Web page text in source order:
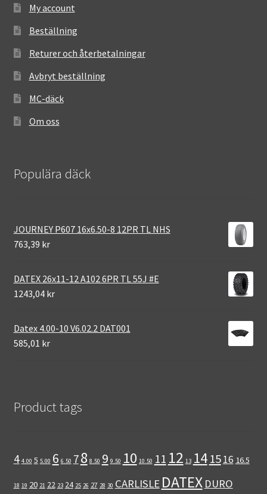
My account
Beställning
Returer och återbetalningar
Avbryt beställning
MC-däck
Om oss
Populära däck
JOURNEY P607 16x6.50-8 12PR TL NHS
763,39 kr
DATEX 26x11-12 A102 6PR TL 55J #E
1243,04 kr
Datex 4.00-10 V6.02.2 DAT001
585,01 kr
Product tags
4 4.00 5 5.00 6 6.50 78 8.50 9 9.50 10 10.50 11 12 13 14 1516 16.5
18 19 20 21 22 23 24 25 26 27 28 30 CARLISLE DATEX DURO